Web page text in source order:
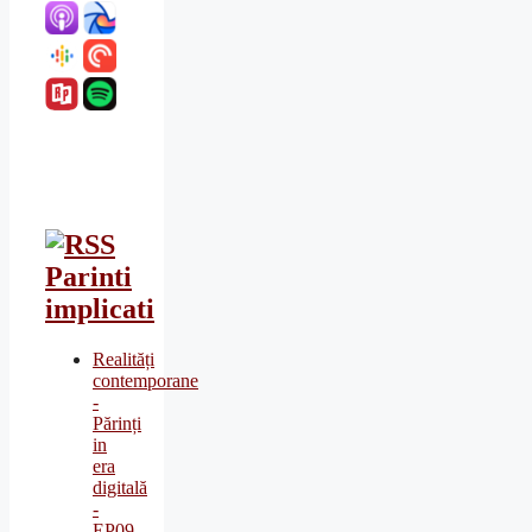
Parinti
implicati
Realități
contemporane
-
Părinți
in
era
digitală
-